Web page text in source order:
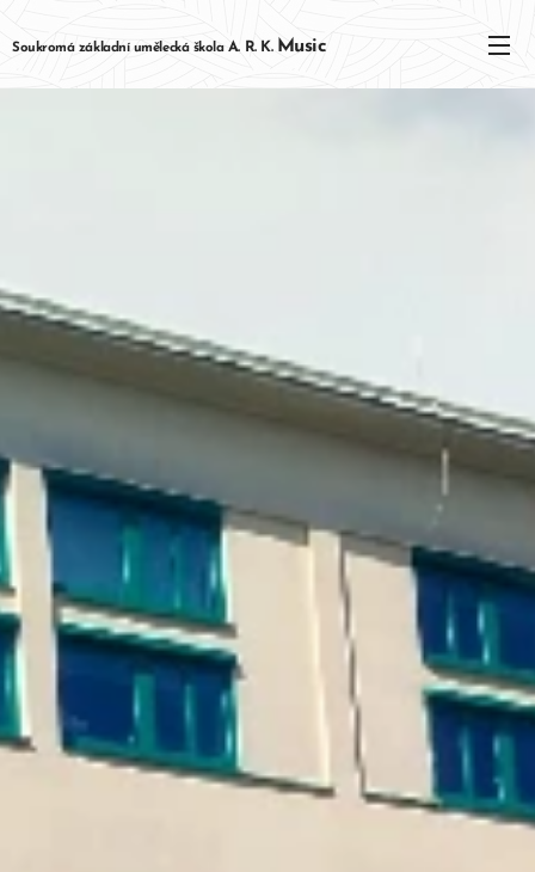
Soukromá základní umělecká škola A. R. K. Music